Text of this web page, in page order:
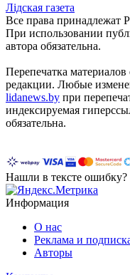
Лiдская газета
Все права
При использовании
автора обязательна.
Перепечатка
редакции. Любые
lidanews.by при
индексируемая
обязательна.
Нашли в тексте
Информация
О нас
Реклама и
Авторы